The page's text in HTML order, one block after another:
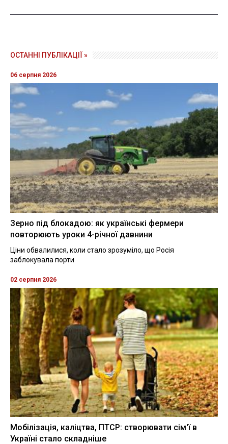
ОСТАННІ ПУБЛІКАЦІЇ »
06 серпня 2026
Зерно під блокадою: як українські фермери
повторюють уроки 4-річної давнини
Ціни обвалилися, коли стало зрозуміло, що Росія
заблокувала порти
02 серпня 2026
Мобілізація, каліцтва, ПТСР: створювати сім'ї в
Україні стало складніше